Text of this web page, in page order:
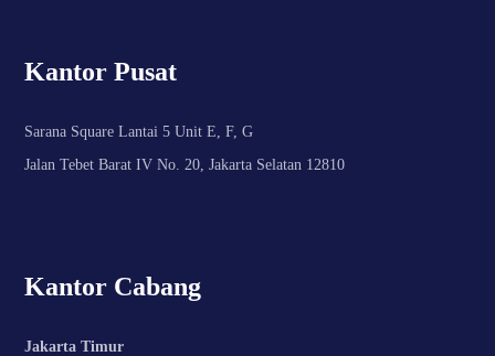
Kantor Pusat
Sarana Square Lantai 5 Unit E, F, G
Jalan Tebet Barat IV No. 20, Jakarta Selatan 12810
Kantor Cabang
Jakarta Timur